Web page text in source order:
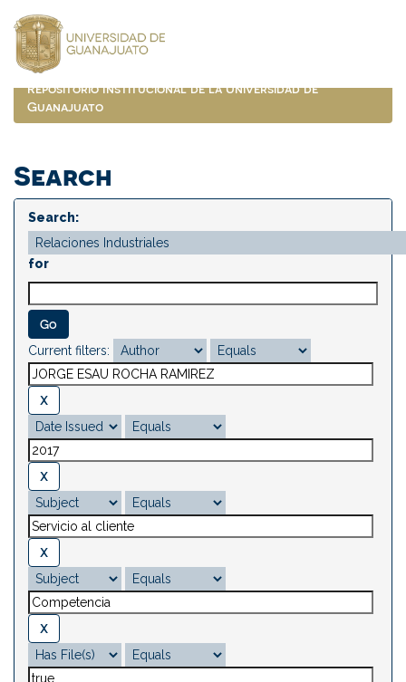
navigation
Repositorio Institucional de la Universidad de
Guanajuato
Search
Search:
for
Current filters: